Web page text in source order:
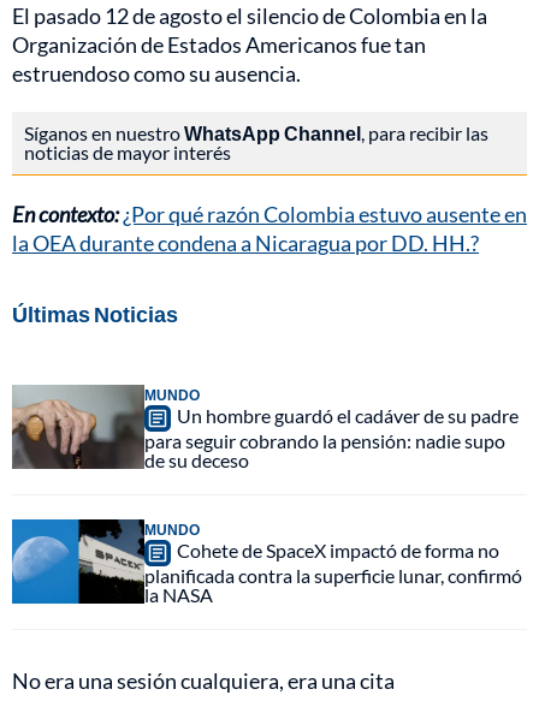
El pasado 12 de agosto el silencio de Colombia en la
Organización de Estados Americanos fue tan
estruendoso como su ausencia.
Síganos en nuestroWhatsApp Channel , para recibir las
noticias de mayor interés
En contexto:¿Por qué razón Colombia estuvo ausente en
la OEA durante condena a Nicaragua por DD. HH.?
Últimas Noticias
MUNDO
Un hombre guardó el cadáver de su padre
para seguir cobrando la pensión: nadie supo
de su deceso
MUNDO
Cohete de SpaceX impactó de forma no
planificada contra la superficie lunar, confirmó
la NASA
No era una sesión cualquiera, era una cita